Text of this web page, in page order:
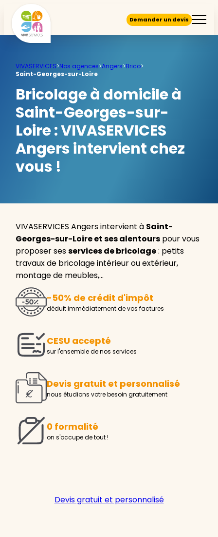
Demander un devis
VIVASERVICES>Nos agences>Angers>Brico>
Saint-Georges-sur-Loire
Bricolage à domicile à
Saint-Georges-sur-
Loire :VIVASERVICES
Angers intervient chez
vous !
VIVASERVICES Angers intervient à Saint-
Georges-sur-Loire et ses alentours pour vous
proposer sesservices de bricolage: petits
travaux de bricolage intérieur ou extérieur,
montage de meubles,…
-50% de crédit d'impôt
déduit immédiatement de vos factures
CESU accepté
sur l'ensemble de nos services
Devis gratuit et personnalisé
nous étudions votre besoin gratuitement
0 formalité
on s'occupe de tout !
Devis gratuit et personnalisé